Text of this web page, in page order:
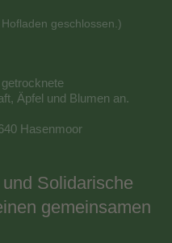
geschlossen.)
Äpfel und Blumen an.
Hasenmoor
Solidarische
gemeinsamen